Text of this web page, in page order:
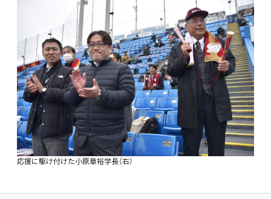
応援に駆け付けた小原章裕学長（右）